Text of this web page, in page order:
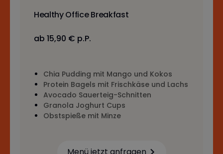
Healthy Office Breakfast
ab 15,90 € p.P.
Chia Pudding mit Mango und Kokos
Protein Bagels mit Frischkäse und Lachs
Avocado Sauerteig-Schnitten
Granola Joghurt Cups
Obstspieße mit Minze
Menü jetzt anfragen